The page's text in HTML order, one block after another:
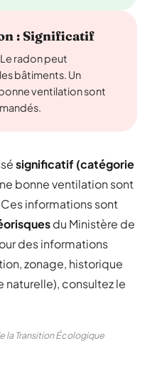
: Significatif
radon peut
bâtiments. Un
ventilation sont
significatif (catégorie
bonne ventilation sont
informations sont
du Ministère de
des informations
zonage, historique
consultez le
la Transition Écologique